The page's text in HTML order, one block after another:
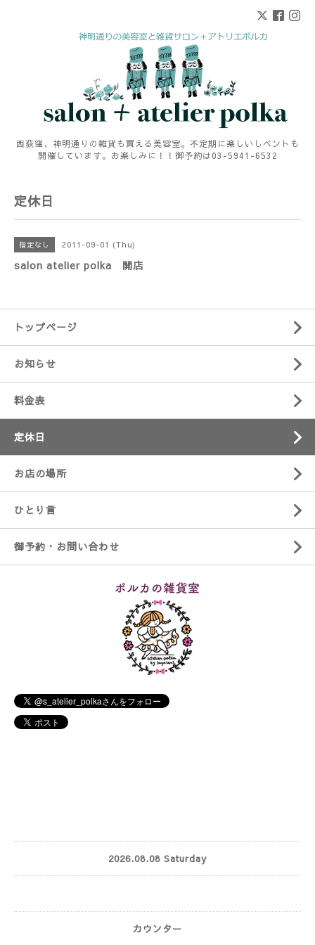
西荻窪、神明通りの雑貨も買える美容室。不定期に楽しいしベントも
開催しています。お楽しみに！！御予約は03-5941-6532
定休日
指定なし 2011-09-01 (Thu)
salon atelier polka 開店
トップページ
お知らせ
料金表
定休日
お店の場所
ひとり言
御予約・お問い合わせ
2026.08.08 Saturday
カウンター